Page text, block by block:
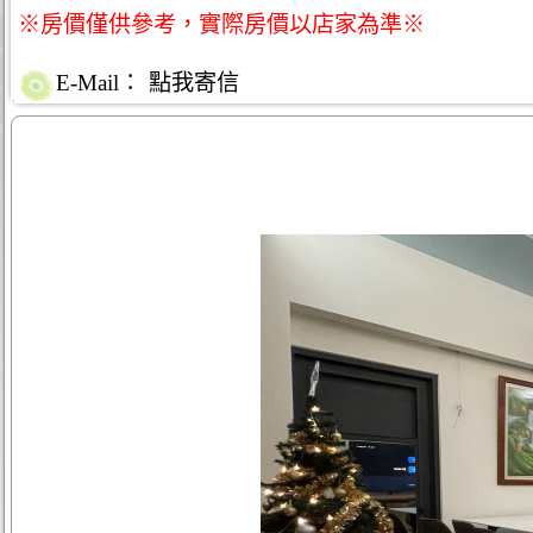
※房價僅供參考，實際房價以店家為準※
E-Mail： 點我寄信